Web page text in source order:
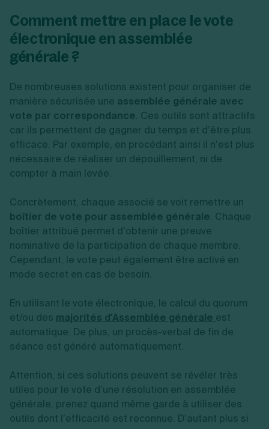
Comment mettre en place le vote
électronique en assemblée
générale ?
De nombreuses solutions existent pour organiser de
manière sécurisée une assemblée générale avec
vote par correspondance. Ces outils sont attractifs
car ils permettent de gagner du temps et d’être plus
efficace. Par exemple, en procédant ainsi il n’est plus
nécessaire de réaliser un dépouillement, ni de
compter à main levée.
Concrètement, chaque associé se voit remettre un
boîtier de vote pour assemblée générale. Chaque
boîtier attribué permet d’obtenir une preuve
nominative de la participation de chaque membre.
Cependant, le vote peut également être activé en
mode secret en cas de besoin.
En utilisant le vote électronique, le calcul du quorum
et/ou des majorités d'Assemblée générale est
automatique. De plus, un procès-verbal de fin de
séance est généré automatiquement.
Attention, si ces solutions peuvent se révéler très
utiles pour le vote d’une résolution en assemblée
générale, prenez quand même garde à utiliser des
outils dont l’efficacité est reconnue. D’autant plus si